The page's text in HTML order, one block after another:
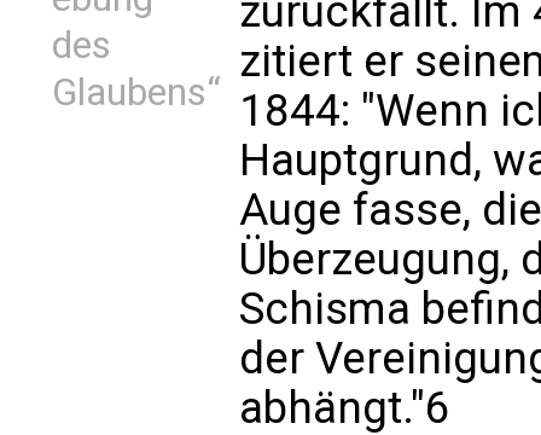
des
Glaubens“
zurückfällt. Im
zitiert er
1844: "Wenn
Hauptgrund,
Auge fasse,
Überzeugung,
Schisma
der
abhängt."6